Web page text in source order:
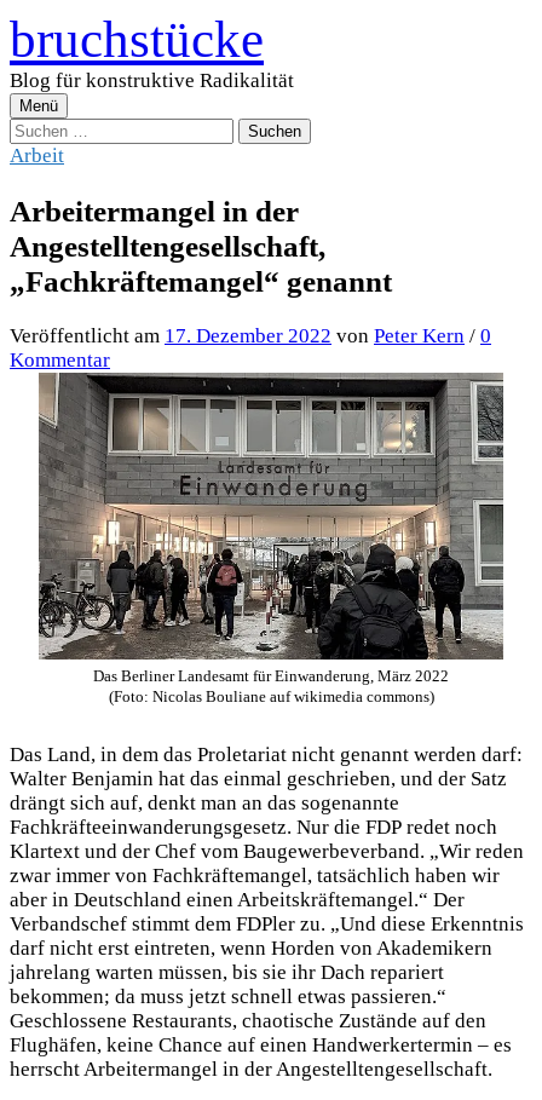
Zum
Inhalt
überspringen
bruchstücke
Blog für konstruktive Radikalität
Menü
Suchen
nach:
Arbeit
Arbeitermangel in der
Angestelltengesellschaft,
„Fachkräftemangel“ genannt
Veröffentlicht am 17. Dezember 2022 von Peter Kern / 0
Kommentar
Das Berliner Landesamt für Einwanderung, März 2022
(Foto: Nicolas Bouliane auf wikimedia commons)
Das Land, in dem das Proletariat nicht genannt werden darf:
Walter Benjamin hat das einmal geschrieben, und der Satz
drängt sich auf, denkt man an das sogenannte
Fachkräfteeinwanderungsgesetz. Nur die FDP redet noch
Klartext und der Chef vom Baugewerbeverband. „Wir reden
zwar immer von Fachkräftemangel, tatsächlich haben wir
aber in Deutschland einen Arbeitskräftemangel.“ Der
Verbandschef stimmt dem FDPler zu. „Und diese Erkenntnis
darf nicht erst eintreten, wenn Horden von Akademikern
jahrelang warten müssen, bis sie ihr Dach repariert
bekommen; da muss jetzt schnell etwas passieren.“
Geschlossene Restaurants, chaotische Zustände auf den
Flughäfen, keine Chance auf einen Handwerkertermin – es
herrscht Arbeitermangel in der Angestelltengesellschaft.